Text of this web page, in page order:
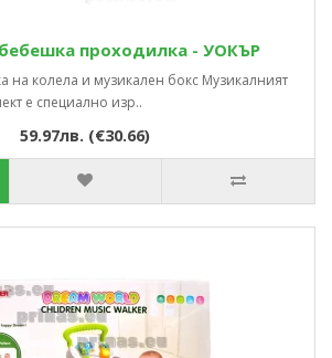
проходилка - УОКЪР
на колела и музикален бокс Музикалният
е специално изр..
59.97лв. (€30.66)